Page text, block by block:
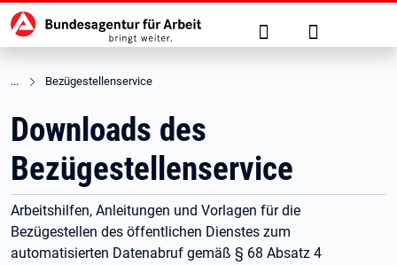
zu den Hauptinhalten springen
Hauptnavigation Suche Anmelden
Bezügestellenservice
Downloads des
Bezügestellenservice
Arbeitshilfen, Anleitungen und Vorlagen für die
Bezügestellen des öffentlichen Dienstes zum
automatisierten Datenabruf gemäß § 68 Absatz 4